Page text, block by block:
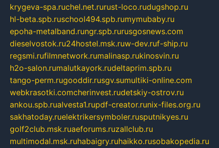
krygeva-spa.ruchel.net.rurust-loco.rudugshop.ru
hl-beta.spb.ruschool494.spb.rumymubaby.ru
epoha-metalband.rungr.spb.rurusgosnews.com
dieselvostok.ru24hostel.msk.ruw-dev.ruf-ship.ru
regsmi.rufilmnetwork.rumalinasp.rukinosvin.ru
h2o-salon.rumalutkayork.rudeltaprim.spb.ru
tango-perm.rugooddir.rusgv.sumultiki-online.com
webkrasotki.comcherinvest.rudetskiy-ostrov.ru
ankou.spb.rualvesta1.rupdf-creator.runix-files.org.ru
sakhatoday.ruelektrikersymboler.rusputnikyes.ru
golf2club.msk.ruaeforums.ruzallclub.ru
multimodal.msk.ruhabaigry.ruhaikko.rusobakopedia.ru